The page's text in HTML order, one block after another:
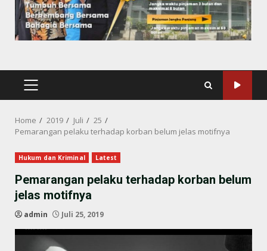
PRIMARY
Home 2019 Juli
25
Pemarangan pelaku terhadap korban belum jelas motifnya
Hukum dan Kriminal Latest
Pemarangan pelaku terhadap korban belum
jelas motifnya
admin Juli 25, 2019